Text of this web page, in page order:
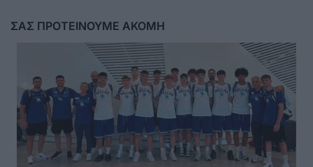
ΣΑΣ ΠΡΟΤΕΙΝΟΥΜΕ ΑΚΟΜΗ